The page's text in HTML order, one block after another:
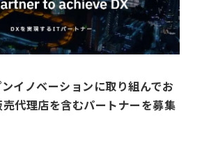
イノベーションに取り組んでお
売代理店を含むパートナーを募集